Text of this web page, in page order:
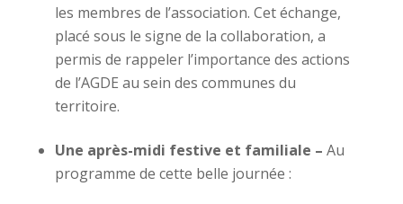
les membres de l’association. Cet échange,
placé sous le signe de la collaboration, a
permis de rappeler l’importance des actions
de l’AGDE au sein des communes du
territoire.
Une après-midi festive et familiale – Au
programme de cette belle journée :